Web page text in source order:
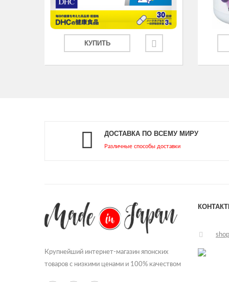
КУПИТЬ
ДОСТАВКА ПО ВСЕМУ МИРУ
Различные способы доставки
Крупнейший интернет-магазин японских
товаров с низкими ценами и 100% качеством